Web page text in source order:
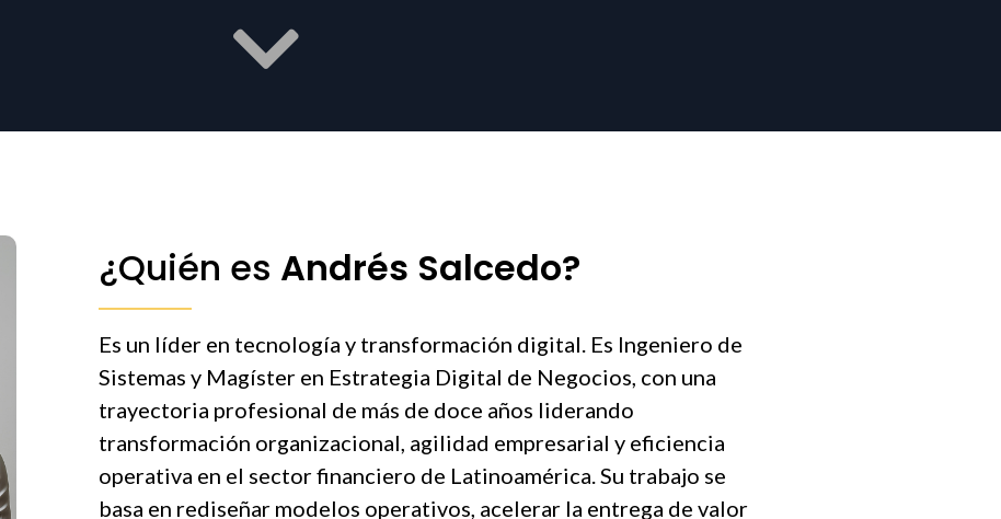
¿Quién es Andrés Salcedo?
Es un líder en tecnología y transformación digital. Es Ingeniero de
Sistemas y Magíster en Estrategia Digital de Negocios, con una
trayectoria profesional de más de doce años liderando
transformación organizacional, agilidad empresarial y eficiencia
operativa en el sector financiero de Latinoamérica. Su trabajo se
basa en rediseñar modelos operativos, acelerar la entrega de valor